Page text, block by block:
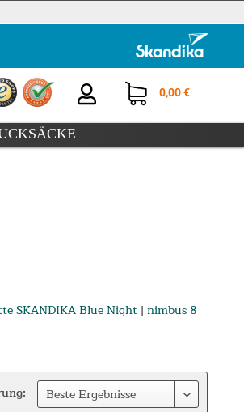
0,00 €
SKANDIKA Blue Night| nimbus 8